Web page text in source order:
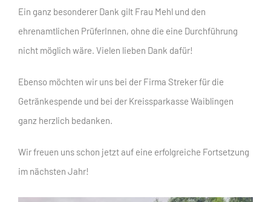
Ein ganz besonderer Dank gilt Frau Mehl und den
ehrenamtlichen PrüferInnen, ohne die eine Durchführung
nicht möglich wäre. Vielen lieben Dank dafür!
Ebenso möchten wir uns bei der Firma Streker für die
Getränkespende und bei der Kreissparkasse Waiblingen
ganz herzlich bedanken.
Wir freuen uns schon jetzt auf eine erfolgreiche Fortsetzung
im nächsten Jahr!